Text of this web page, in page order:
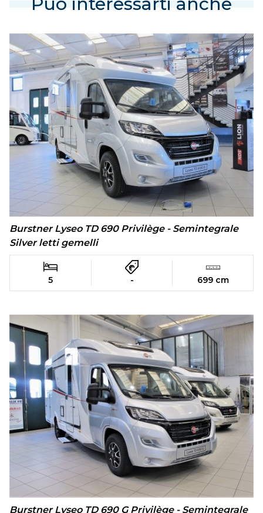
Burstner Lyseo TD 690 Privilège - Semintegrale
Silver letti gemelli
5 - 699 cm
Burstner Lyseo TD 690 G Privilège - Semintegrale